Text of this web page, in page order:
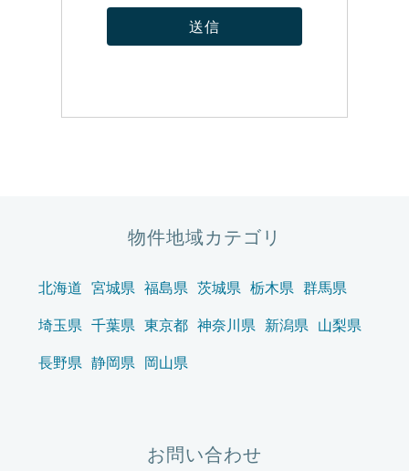
物件地域カテゴリ
北海道 宮城県 福島県 茨城県 栃木県 群馬県
埼玉県 千葉県 東京都 神奈川県 新潟県 山梨県
長野県 静岡県 岡山県
お問い合わせ